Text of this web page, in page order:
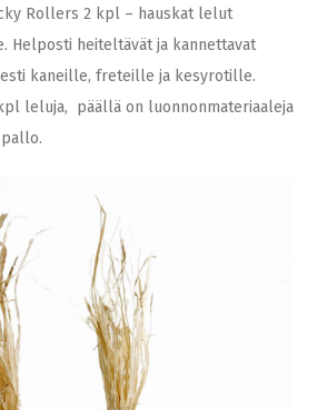
Rollers 2 kpl – hauskat lelut
Helposti heiteltävät ja kannettavat
kaneille, freteille ja kesyrotille.
leluja, päällä on luonnonmateriaaleja